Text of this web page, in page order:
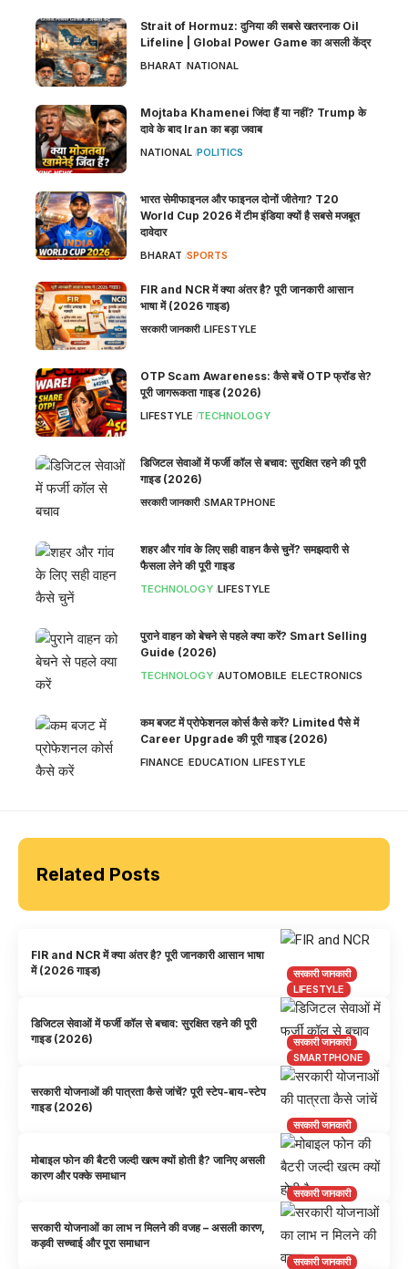
Strait of Hormuz: दुनिया की सबसे खतरनाक Oil
Lifeline | Global Power Game का असली केंद्र
BHARAT NATIONAL
Mojtaba Khamenei जिंदा हैं या नहीं? Trump के
दावे के बाद Iran का बड़ा जवाब
NATIONAL POLITICS
भारत सेमीफाइनल और फाइनल दोनों जीतेगा? T20
World Cup 2026 में टीम इंडिया क्यों है सबसे मजबूत
दावेदार
BHARAT SPORTS
FIR and NCR में क्या अंतर है? पूरी जानकारी आसान
भाषा में (2026 गाइड)
सरकारी जानकारी LIFESTYLE
OTP Scam Awareness: कैसे बचें OTP फ्रॉड से?
पूरी जागरूकता गाइड (2026)
LIFESTYLE TECHNOLOGY
डिजिटल सेवाओं में फर्जी कॉल से बचाव: सुरक्षित रहने की पूरी
गाइड (2026)
सरकारी जानकारी SMARTPHONE
शहर और गांव के लिए सही वाहन कैसे चुनें? समझदारी से
फैसला लेने की पूरी गाइड
TECHNOLOGY LIFESTYLE
पुराने वाहन को बेचने से पहले क्या करें? Smart Selling
Guide (2026)
TECHNOLOGY AUTOMOBILE ELECTRONICS
कम बजट में प्रोफेशनल कोर्स कैसे करें? Limited पैसे में
Career Upgrade की पूरी गाइड (2026)
FINANCE EDUCATION LIFESTYLE
Related Posts
सरकारी जानकारी
LIFESTYLE
FIR and NCR में क्या अंतर है? पूरी जानकारी आसान भाषा
में (2026 गाइड)
सरकारी जानकारी
SMARTPHONE
डिजिटल सेवाओं में फर्जी कॉल से बचाव: सुरक्षित रहने की पूरी
गाइड (2026)
सरकारी जानकारी
सरकारी योजनाओं की पात्रता कैसे जांचें? पूरी स्टेप-बाय-स्टेप
गाइड (2026)
सरकारी जानकारी
मोबाइल फोन की बैटरी जल्दी खत्म क्यों होती है? जानिए असली
कारण और पक्के समाधान
सरकारी जानकारी
सरकारी योजनाओं का लाभ न मिलने की वजह – असली कारण,
कड़वी सच्चाई और पूरा समाधान